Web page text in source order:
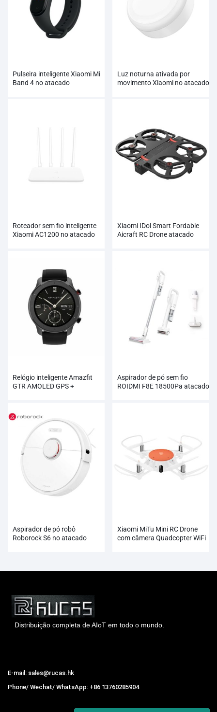
Pulseira inteligente Xiaomi Mi
Band 4 no atacado
Luz noturna ativada por
movimento Xiaomi no atacado
Roteador sem fio inteligente
Xiaomi AC1200 no atacado
Xiaomi IDol Smart Fordable
Aicraft RC Drone atacado
Relógio inteligente Amazfit
GTR AMOLED GPS +
Aspirador de pó sem fio
ROIDMI F8E 18500Pa atacado
Aspirador de pó robô
Roborock S6 no atacado
Xiaomi MiTu Mini RC Drone
com câmera Quadcopter WiFi
Distribuição completa de AIoT em todo o mundo.
E-mail: sales@rucas.hk
Phone/ Wechat/ WhatsApp: +86 13760285904
ecológica da Xiaomi na China.,